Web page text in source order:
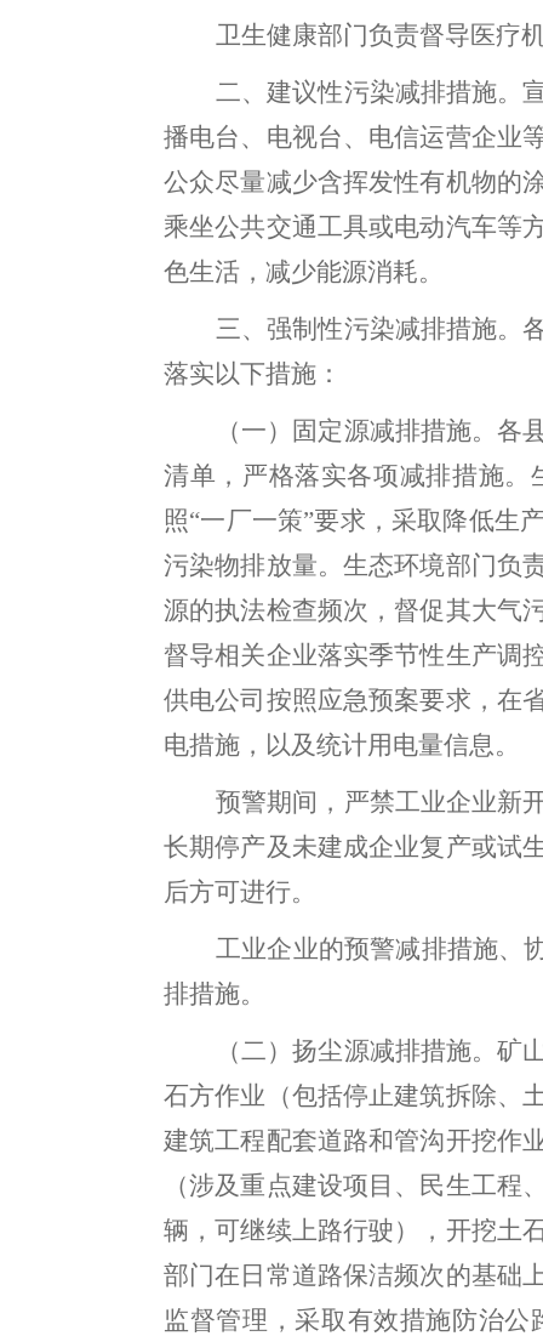
卫生健康部门负责督导医疗
二、建议性污染减排措施。
播电台、电视台、电信运营企业
公众尽量减少含挥发性有机物的
乘坐公共交通工具或电动汽车等
色生活，减少能源消耗。
三、强制性污染减排措施。
落实以下措施：
（一）固定源减排措施。各
清单，严格落实各项减排措施。
照“一厂一策”要求，采取降低生
污染物排放量。 生态环境部门负
源的执法检查频次，督促其大气
督导相关企业落实季节性生产调
供电公司 按照应急预案要求，在
电措施 ，以及统计用电量信息。
预警期间，严禁工业企业新
长期停产及未建成企业复产或试
后方可进行。
工业企业的预警减排措施、
排措施。
（二）扬尘源减排措施。矿
石方作业（包括停止建筑拆除、
建筑工程配套道路和管沟开挖作
（涉及重点建设项目、民生工
辆，可继续上路行驶），开挖土
部门在日常道路保洁频次的基础
监督管理， 采取有效措施防治公